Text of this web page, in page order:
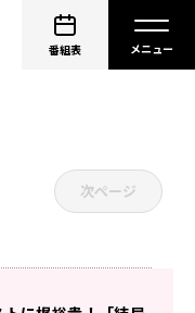
番組表
次ページ